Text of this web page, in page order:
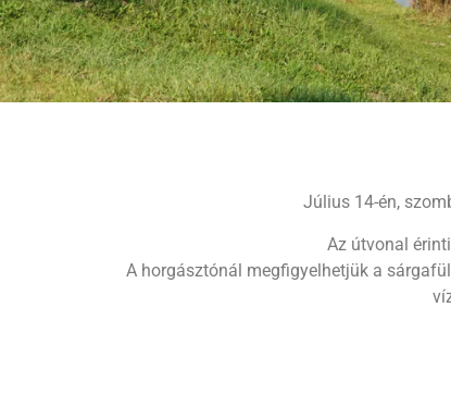
Július 14-én,
Az útvonal
A horgásztónál megfigyelhetjük a